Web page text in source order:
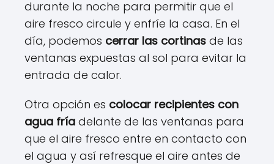
durante la noche para permitir que el
aire fresco circule y enfríe la casa. En el
día, podemos cerrar las cortinas de las
ventanas expuestas al sol para evitar la
entrada de calor.
Otra opción es colocar recipientes con
agua fría delante de las ventanas para
que el aire fresco entre en contacto con
el agua y así refresque el aire antes de